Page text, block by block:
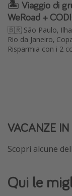
🏝️ Viaggio di
WeRoad +
🇧🇷 São Paulo, Ilha
Rio da Janeiro,
Risparmia con i 2
VACANZE
Scopri alcune
Qui le